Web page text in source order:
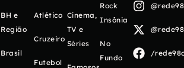
BH e
Região
Brasil
Atlético
Cruzeiro
Futebol
Cinema,
TV e
Séries
Rock
Insônia
No
Fundo
/